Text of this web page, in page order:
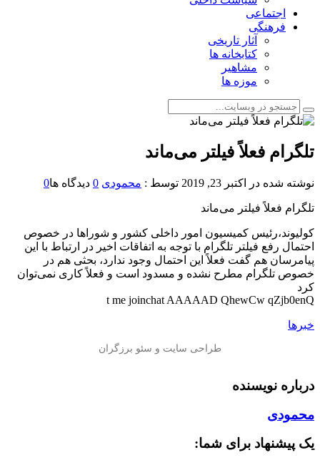
اجتماعی
فرهنگی
آثار تاریخی
کتابخانه ها
مشاهیر
موزه ها
تلگرام فعلاً فیلتر می‌ماند
نوشته شده در اکتبر 23, 2019 توسط : محمودی 0 دیدگاه ها0
تلگرام فعلاً فیلتر می‌ماند
کولیوند،رئیس کمیسیون امور داخلی کشور و شوراها در خصوص
احتمال رفع فیلتر تلگرام با توجه به اتفاقات اخیر در ارتباط با این
پیامرسان هم گفت فعلاً این احتمال وجود ندارد، بحثی هم در
خصوص تلگرام مطرح نشده و مسدود است و فعلاً کاری نمی‌توان
کرد
t me joinchat AAAAAD QhewCw qZjb0enQ
خبرها
درباره نویسنده
محمودی
یک پیشنهاد برای شما: